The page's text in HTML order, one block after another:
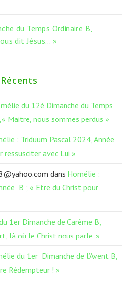
du Temps Ordinaire B,
dit Jésus… »
du 12è Dimanche du Temps
Maitre, nous sommes perdus »
: Triduum Pascal 2024, Année
ressusciter avec Lui »
dans Homélie :
B ; « Etre du Christ pour
1er Dimanche de Carême B,
là où le Christ nous parle. »
du 1er Dimanche de l’Avent B,
Rédempteur ! »